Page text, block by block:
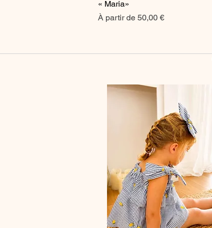
« Maria»
À partir de 50,00 €
Prix promotionnel